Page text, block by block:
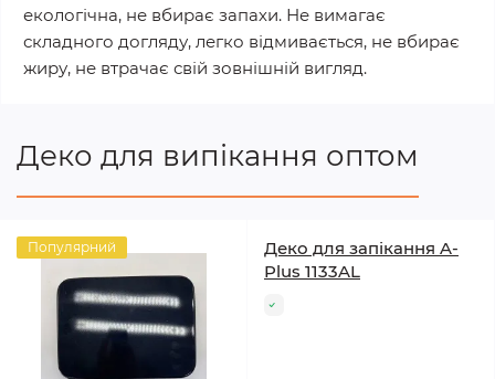
екологічна, не вбирає запахи. Не вимагає
складного догляду, легко відмивається, не вбирає
жиру, не втрачає свій зовнішній вигляд.
Деко для випікання оптом
Популярний
Деко для запікання A-
Plus 1133AL